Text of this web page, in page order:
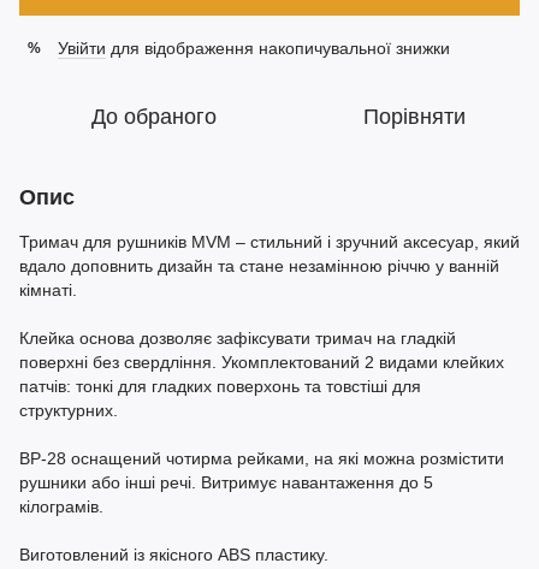
% Увійти для відображення накопичувальної знижки
До обраного Порівняти
Опис
Тримач для рушників MVM – стильний і зручний аксесуар, який
вдало доповнить дизайн та стане незамінною річчю у ванній
кімнаті.
Клейка основа дозволяє зафіксувати тримач на гладкій
поверхні без свердління. Укомплектований 2 видами клейких
патчів: тонкі для гладких поверхонь та товстіші для
структурних.
BP-28 оснащений чотирма рейками, на які можна розмістити
рушники або інші речі. Витримує навантаження до 5
кілограмів.
Виготовлений із якісного ABS пластику.